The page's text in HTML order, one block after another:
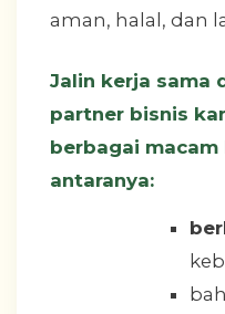
aman, halal, dan
Jalin kerja sama
partner bisnis
berbagai
antaranya: